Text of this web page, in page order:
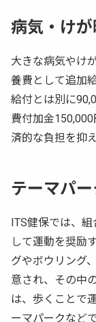
病気・け
大きな病気やけ
養費として追加
給付とは別に
費付加金
済的な負担を抑
テーマパー
ITS健保では、
して運動を奨励
グやボウリング
意され、その中
は、歩くことで
ーマパークなど